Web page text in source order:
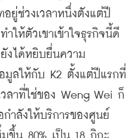
ยู่ช่วงเวลาหนึ่งตังแต่ปี
ำให้ตัวเขาเข้าใจธุรกิจนี้ดี
งได้หยิบยื่นความ
มูลให้กับ K2 ตั้งแต่ปีแรกที่
ลาที่ใช่ของ Weng Wei ก็
ำลังให้บริการของศูนย์